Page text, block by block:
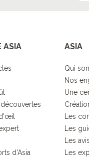
ASIA
d'Asia
ASIA
Qui
Nos
Une
Les
Les
Les
Les